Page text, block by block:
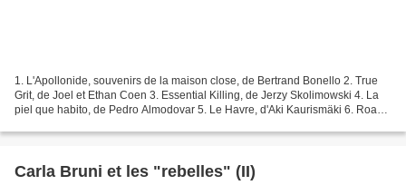
1. L'Apollonide, souvenirs de la maison close, de Bertrand Bonello 2. True
Grit, de Joel et Ethan Coen 3. Essential Killing, de Jerzy Skolimowski 4. La
piel que habito, de Pedro Almodovar 5. Le Havre, d'Aki Kaurismäki 6. Road
Carla Bruni et les "rebelles" (II)